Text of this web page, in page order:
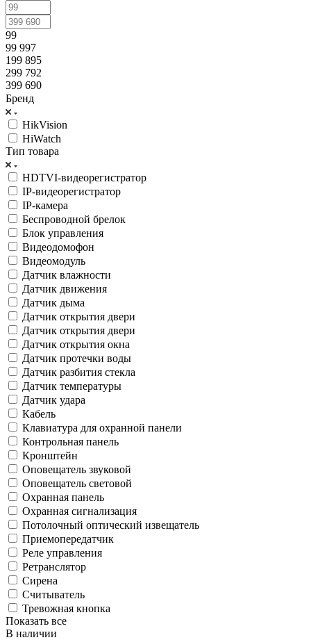
99
99 997
199 895
299 792
399 690
Бренд
HikVision
HiWatch
Тип товара
HDTVI-видеорегистратор
IP-видеорегистратор
IP-камера
Беспроводной брелок
Блок управления
Видеодомофон
Видеомодуль
Датчик влажности
Датчик движения
Датчик дыма
Датчик открытия двери
Датчик открытия двери
Датчик открытия окна
Датчик протечки воды
Датчик разбития стекла
Датчик температуры
Датчик удара
Кабель
Клавиатура для охранной панели
Контрольная панель
Кронштейн
Оповещатель звуковой
Оповещатель световой
Охранная панель
Охранная сигнализация
Потолочный оптический извещатель
Приемопередатчик
Реле управления
Ретранслятор
Сирена
Считыватель
Тревожная кнопка
Показать все
В наличии